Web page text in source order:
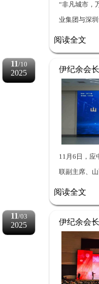
“非凡城市，
业集团与深
项目签约仪式
阅读全文
11/10
2025
伊纪余会
山西分公
11月6日，应
联副主席、
率队走访观
方...
阅读全文
11/03
2025
伊纪余会